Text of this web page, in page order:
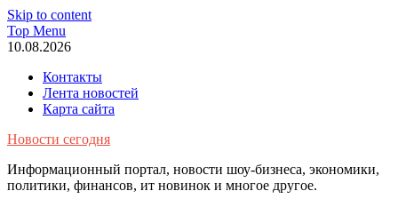
Skip to content
Top Menu
10.08.2026
Контакты
Лента новостей
Карта сайта
Новости сегодня
Информационный портал, новости шоу-бизнеса, экономики,
политики, финансов, ит новинок и многое другое.